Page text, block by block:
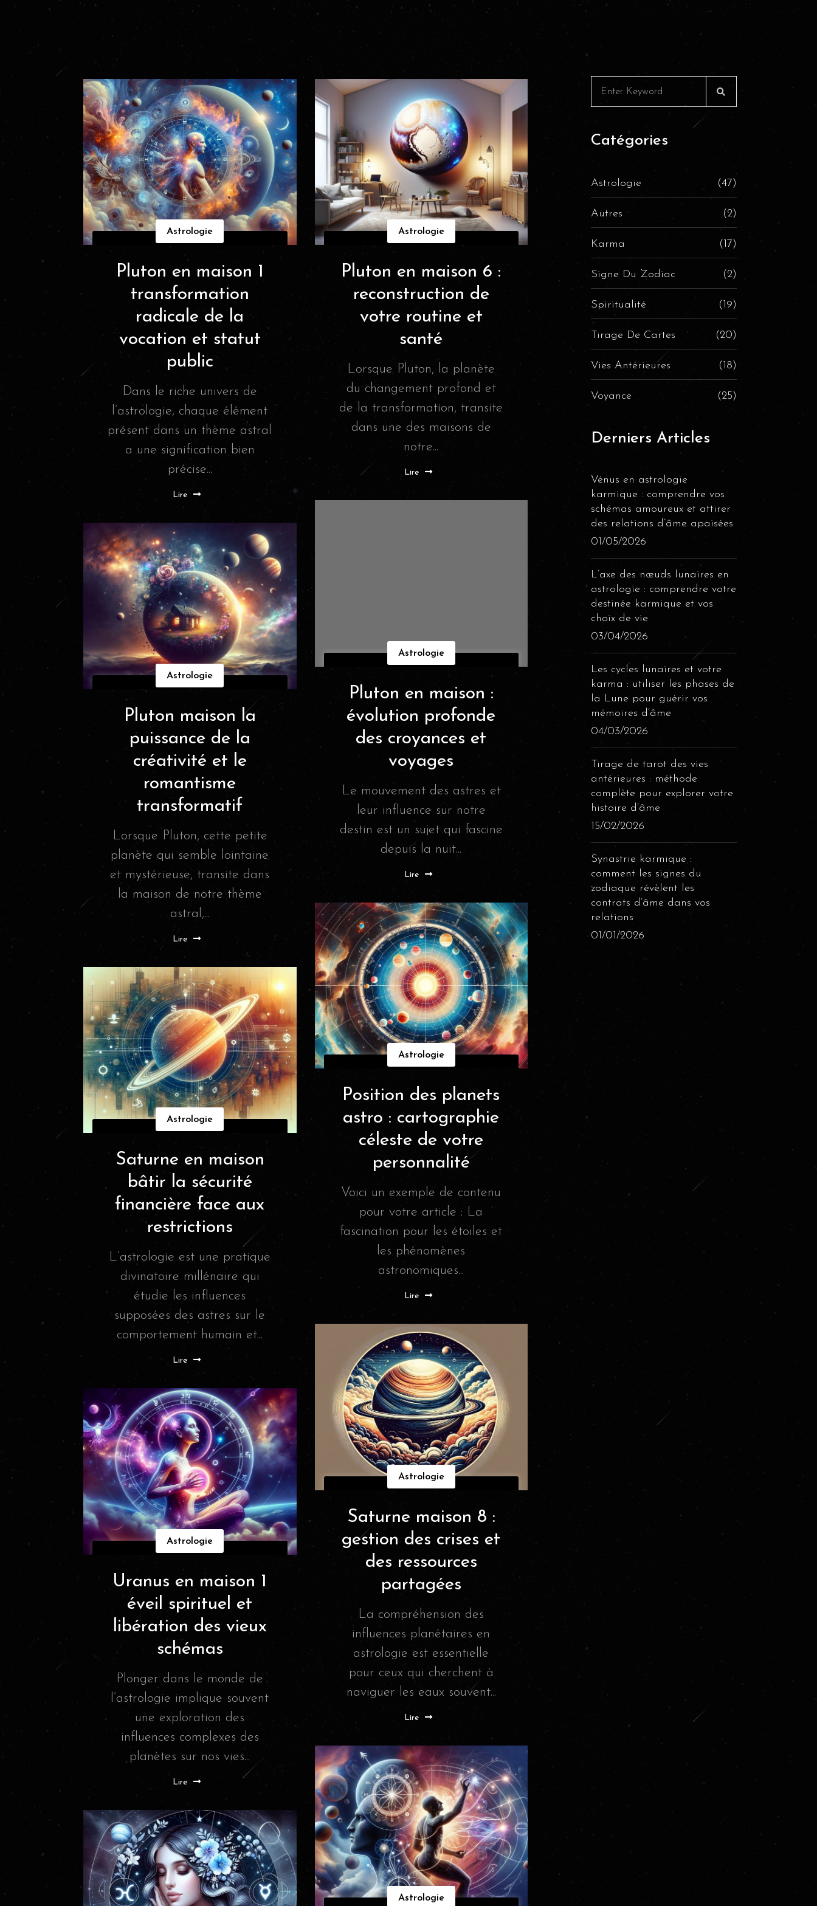
Astrologie
Pluton en maison 1
transformation
radicale de la
vocation et statut
public
Dans le riche univers de
l’astrologie, chaque élément
présent dans un thème astral
a une signification bien
précise...
Lire
Astrologie
Pluton en maison 6 :
reconstruction de
votre routine et
santé
Lorsque Pluton, la planète
du changement profond et
de la transformation, transite
dans une des maisons de
notre...
Lire
Astrologie
Pluton en maison :
évolution profonde
des croyances et
voyages
Le mouvement des astres et
leur influence sur notre
destin est un sujet qui fascine
depuis la nuit...
Lire
Astrologie
Pluton maison la
puissance de la
créativité et le
romantisme
transformatif
Lorsque Pluton, cette petite
planète qui semble lointaine
et mystérieuse, transite dans
la maison de notre thème
astral,...
Lire
Astrologie
Position des planets
astro : cartographie
céleste de votre
personnalité
Voici un exemple de contenu
pour votre article : La
fascination pour les étoiles et
les phénomènes
astronomiques...
Lire
Astrologie
Saturne en maison
bâtir la sécurité
financière face aux
restrictions
L’astrologie est une pratique
divinatoire millénaire qui
étudie les influences
supposées des astres sur le
comportement humain et...
Lire
Astrologie
Saturne maison 8 :
gestion des crises et
des ressources
partagées
La compréhension des
influences planétaires en
astrologie est essentielle
pour ceux qui cherchent à
naviguer les eaux souvent...
Lire
Astrologie
Uranus en maison 1
éveil spirituel et
libération des vieux
schémas
Plonger dans le monde de
l’astrologie implique souvent
une exploration des
influences complexes des
planètes sur nos vies...
Lire
Astrologie
Catégories
Astrologie (47)
Autres (2)
Karma (17)
Signe Du Zodiac (2)
Spiritualité (19)
Tirage De Cartes (20)
Vies Antérieures (18)
Voyance (25)
Derniers Articles
Vénus en astrologie
karmique : comprendre vos
schémas amoureux et attirer
des relations d’âme apaisées
01/05/2026
L’axe des nœuds lunaires en
astrologie : comprendre votre
destinée karmique et vos
choix de vie
03/04/2026
Les cycles lunaires et votre
karma : utiliser les phases de
la Lune pour guérir vos
mémoires d’âme
04/03/2026
Tirage de tarot des vies
antérieures : méthode
complète pour explorer votre
histoire d’âme
15/02/2026
Synastrie karmique :
comment les signes du
zodiaque révèlent les
contrats d’âme dans vos
relations
01/01/2026